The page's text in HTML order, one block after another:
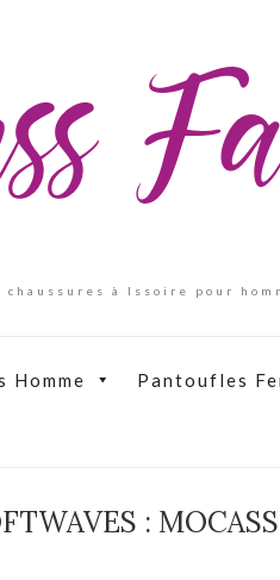
chaussures à Issoire pour
Homme Pantoufles
: